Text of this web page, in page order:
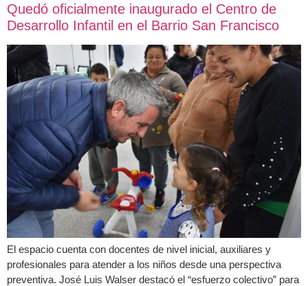
Quedó oficialmente inaugurado el Centro de
Desarrollo Infantil en el Barrio San Francisco
El espacio cuenta con docentes de nivel inicial, auxiliares y
profesionales para atender a los niños desde una perspectiva
preventiva. José Luis Walser destacó el “esfuerzo colectivo” para